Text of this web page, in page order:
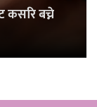
कसरि बच्ने